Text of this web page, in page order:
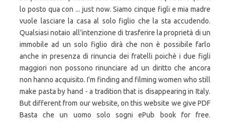
lo posto qua con ... just now. Siamo cinque figli e mia madre
vuole lasciare la casa al solo figlio che la sta accudendo.
Qualsiasi notaio all’intenzione di trasferire la proprietà di un
immobile ad un solo figlio dirà che non è possibile farlo
anche in presenza di rinuncia dei fratelli poichè i due figli
maggiori non possono rinunciare ad un diritto che ancora
non hanno acquisito. I'm finding and filming women who still
make pasta by hand - a tradition that is disappearing in Italy.
But different from our website, on this website we give PDF
Basta che un uomo solo sogni ePub book for free.